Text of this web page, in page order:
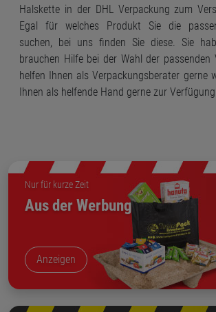
Halskette in der DHL Verpackung zum
Egal für welches Produkt Sie die
suchen, bei uns finden Sie diese. Sie
brauchen Hilfe bei der Wahl der passenden
helfen Ihnen als Verpackungsberater gerne
Ihnen als helfende Hand gerne zur
Nur für kurze Zeit
Aus der Werbung
Anzeigen